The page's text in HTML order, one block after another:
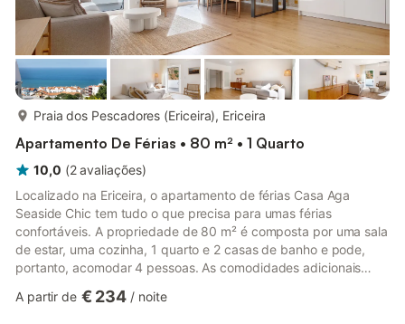
Praia dos Pescadores (Ericeira), Ericeira
Apartamento De Férias • 80 m² • 1 Quarto
10,0 (2 avaliações)
Localizado na Ericeira, o apartamento de férias Casa Aga
Seaside Chic tem tudo o que precisa para umas férias
confortáveis. A propriedade de 80 m² é composta por uma sala
de estar, uma cozinha, 1 quarto e 2 casas de banho e pode,
portanto, acomodar 4 pessoas. As comodidades adicionais
vídeo), ar condicionado, bem como uma máquina de lavar
A partir de € 234 / noite